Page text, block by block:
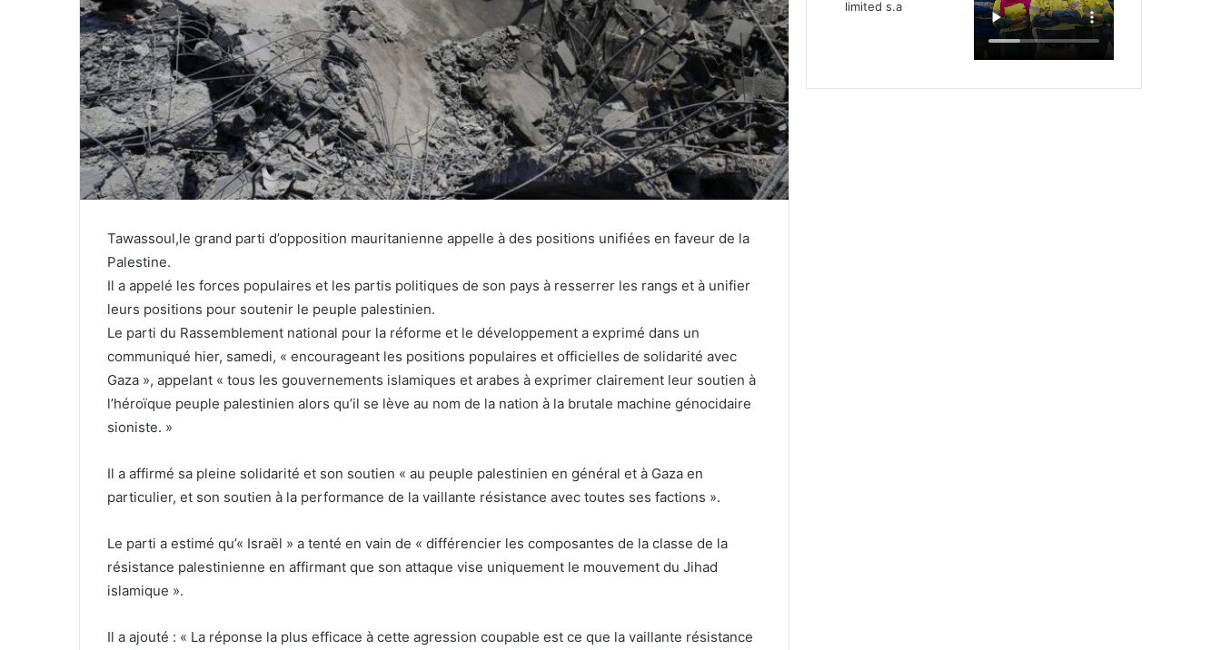
Tawassoul,le grand parti d’opposition mauritanienne appelle à des positions unifiées en faveur de la
Palestine.
Il a appelé les forces populaires et les partis politiques de son pays à resserrer les rangs et à unifier
leurs positions pour soutenir le peuple palestinien.
Le parti du Rassemblement national pour la réforme et le développement a exprimé dans un
communiqué hier, samedi, « encourageant les positions populaires et officielles de solidarité avec
Gaza », appelant « tous les gouvernements islamiques et arabes à exprimer clairement leur soutien à
l’héroïque peuple palestinien alors qu’il se lève au nom de la nation à la brutale machine génocidaire
sioniste. »
Il a affirmé sa pleine solidarité et son soutien « au peuple palestinien en général et à Gaza en
particulier, et son soutien à la performance de la vaillante résistance avec toutes ses factions ».
Le parti a estimé qu’« Israël » a tenté en vain de « différencier les composantes de la classe de la
résistance palestinienne en affirmant que son attaque vise uniquement le mouvement du Jihad
islamique ».
Il a ajouté : « La réponse la plus efficace à cette agression coupable est ce que la vaillante résistance
limited s.a